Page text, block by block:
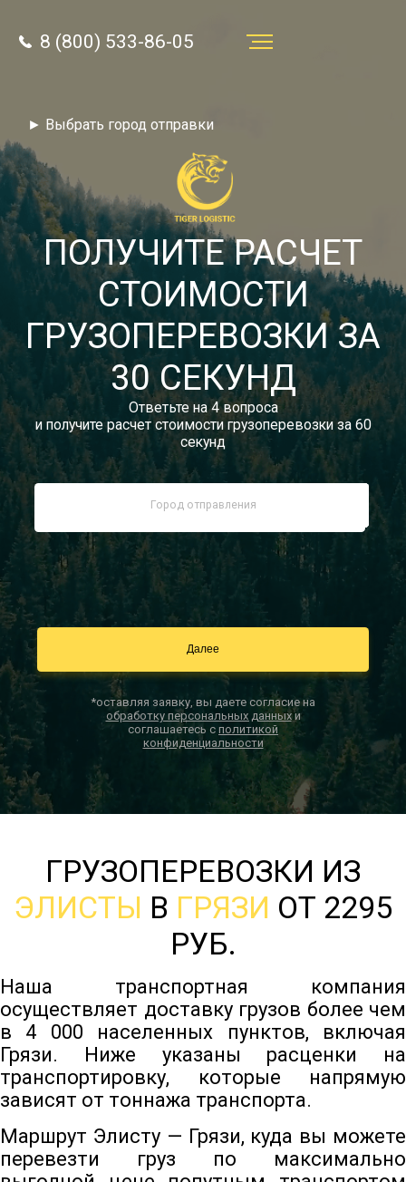
8 (800) 533-86-05
Звонок по России бесплатный
autotransport24@yandex.ru
Заказать звонок
Тарифы
Отзывы
Статьи
Новости
Документы
Контакты
► Выбрать город отправки
8 (800) 533-86-05
ПОЛУЧИТЕ РАСЧЕТ
СТОИМОСТИ
ГРУЗОПЕРЕВОЗКИ ЗА
30 СЕКУНД
Ответьте на 4 вопроса
и получите расчет стоимости грузоперевозки за 60
секунд
*оставляя заявку, вы даете согласие на
обработку персональных данныхи
соглашаетесь с политикой
конфиденциальности
ГРУЗОПЕРЕВОЗКИ ИЗ
ЭЛИСТЫ В ГРЯЗИ ОТ 2295
РУБ.
Наша транспортная компания
осуществляет доставку грузов более чем
в 4 000 населенных пунктов, включая
Грязи. Ниже указаны расценки на
транспортировку, которые напрямую
зависят от тоннажа транспорта.
Маршрут Элисту — Грязи, куда вы можете
перевезти груз по максимально